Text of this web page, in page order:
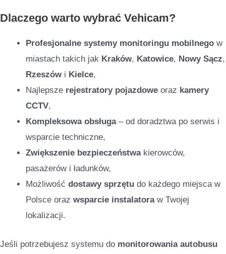
Dlaczego warto wybrać Vehicam?
Profesjonalne systemy monitoringu mobilnego w
miastach takich jak Kraków, Katowice, Nowy Sącz,
Rzeszów i Kielce,
Najlepsze rejestratory pojazdowe oraz kamery
CCTV,
Kompleksowa obsługa– od doradztwa po serwis i
wsparcie techniczne,
Zwiększenie bezpieczeństwakierowców,
pasażerów i ładunków,
Możliwość dostawy sprzętu do każdego miejsca w
Polsce oraz wsparcie instalatoraw Twojej
lokalizacji.
Jeśli potrzebujesz systemu do monitorowania autobusu